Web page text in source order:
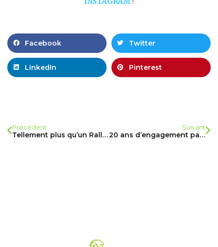
Facebook Twitter
LinkedIn Pinterest
Précédent
Tellement plus qu’un Rallye…
Suivant
20 ans d’engagement partagés…